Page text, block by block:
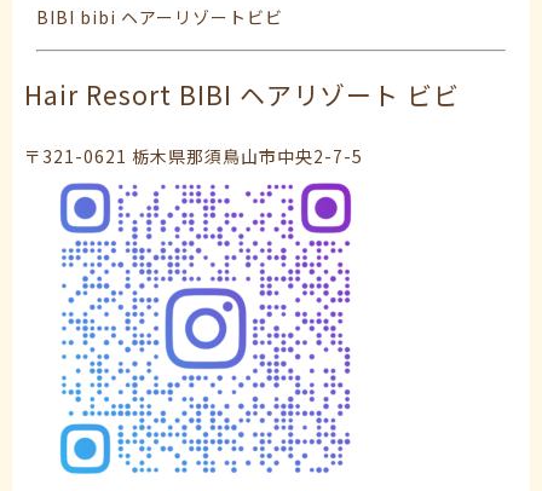
BIBI bibi ヘアーリゾートビビ
Hair Resort BIBI ヘアリゾート ビビ
〒321-0621 栃木県那須鳥山市中央2-7-5